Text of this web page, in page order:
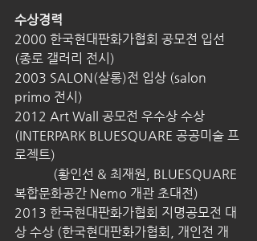
수상경력
2000 한국현대판화가협회 공모전 입선
(종로 갤러리 전시)
2003 SALON(살롱)전 입상 (salon
primo 전시)
2012 Art Wall 공모전 우수상 수상
(INTERPARK BLUESQUARE 공공미술 프
로젝트)
(황인선 & 최재원, BLUESQUARE
복합문화공간 Nemo 개관 초대전)
2013 한국현대판화가협회 지명공모전 대
상 수상 (한국현대판화가협회, 개인전 개